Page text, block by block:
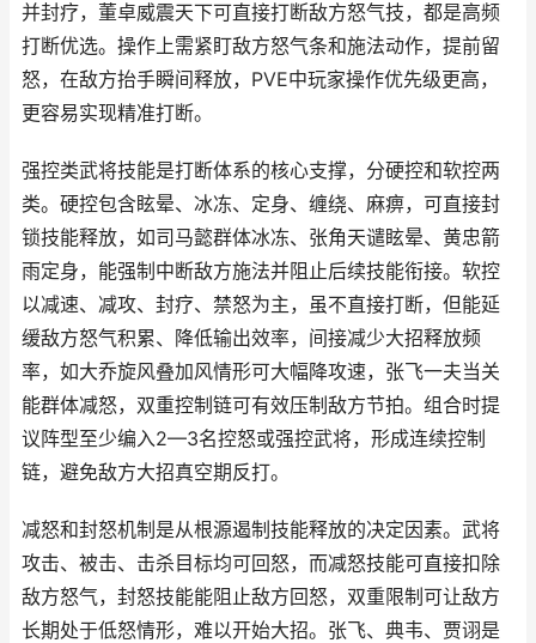
并封疗，董卓威震天下可直接打断敌方怒气技，都是高频
打断优选。操作上需紧盯敌方怒气条和施法动作，提前留
怒，在敌方抬手瞬间释放，PVE中玩家操作优先级更高，
更容易实现精准打断。
强控类武将技能是打断体系的核心支撑，分硬控和软控两
类。硬控包含眩晕、冰冻、定身、缠绕、麻痹，可直接封
锁技能释放，如司马懿群体冰冻、张角天谴眩晕、黄忠箭
雨定身，能强制中断敌方施法并阻止后续技能衔接。软控
以减速、减攻、封疗、禁怒为主，虽不直接打断，但能延
缓敌方怒气积累、降低输出效率，间接减少大招释放频
率，如大乔旋风叠加风情形可大幅降攻速，张飞一夫当关
能群体减怒，双重控制链可有效压制敌方节拍。组合时提
议阵型至少编入2—3名控怒或强控武将，形成连续控制
链，避免敌方大招真空期反打。
减怒和封怒机制是从根源遏制技能释放的决定因素。武将
攻击、被击、击杀目标均可回怒，而减怒技能可直接扣除
敌方怒气，封怒技能能阻止敌方回怒，双重限制可让敌方
长期处于低怒情形，难以开始大招。张飞、典韦、贾诩是